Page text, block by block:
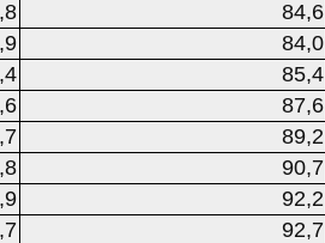
84,6
84,0
85,4
87,6
89,2
90,7
92,2
92,7